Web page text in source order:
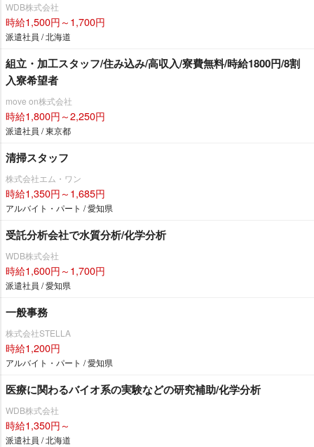
WDB株式会社
時給1,500円～1,700円
派遣社員 / 北海道
組立・加工スタッフ/住み込み/高収入/寮費無料/時給1800円/8割
入寮希望者
move on株式会社
時給1,800円～2,250円
派遣社員 / 東京都
清掃スタッフ
株式会社エム・ワン
時給1,350円～1,685円
アルバイト・パート / 愛知県
受託分析会社で水質分析/化学分析
WDB株式会社
時給1,600円～1,700円
派遣社員 / 愛知県
一般事務
株式会社STELLA
時給1,200円
アルバイト・パート / 愛知県
医療に関わるバイオ系の実験などの研究補助/化学分析
WDB株式会社
時給1,350円～
派遣社員 / 北海道